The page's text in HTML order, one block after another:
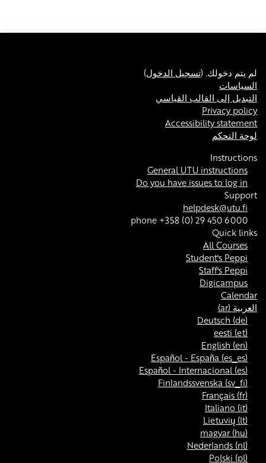
لم يتم دخولك. (تسجيل الدخول)
السياسات
التبديل إلى القالب القياسي
Privacy policy
Accessibility statement
لوحة التحكم
Instructions
General UTU instructions
Do you have issues to log in
Support
helpdesk@utu.fi
phone +358 (0) 29 450 6000
Quick links
All Courses
Student's Peppi
Staff's Peppi
Digicampus
Calendar
العربية ‎(ar)‎
Deutsch ‎(de)‎
eesti ‎(et)‎
English ‎(en)‎
Español - España ‎(es_es)‎
Español - Internacional ‎(es)‎
Finlandssvenska ‎(sv_fi)‎
Français ‎(fr)‎
Italiano ‎(it)‎
Lietuvių ‎(lt)‎
magyar ‎(hu)‎
Nederlands ‎(nl)‎
Polski ‎(pl)‎